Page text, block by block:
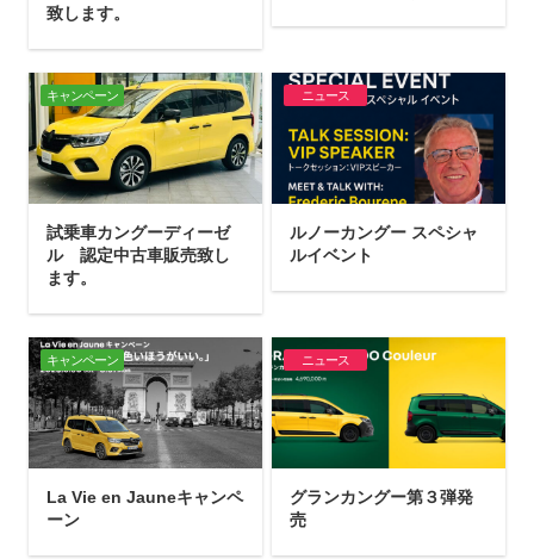
致します。
キャンペーン
試乗車カングーディーゼ
ル 認定中古車販売致し
ます。
ニュース
ルノーカングー スペシャ
ルイベント
キャンペーン
La Vie en Jauneキャンペ
ーン
ニュース
グランカングー第３弾発
売